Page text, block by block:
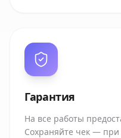
Гарантия
На все работы
Сохраняйте чек —